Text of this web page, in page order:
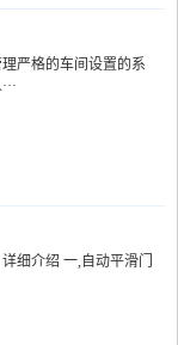
严格的车间设置的系
细介绍 一,自动平滑门